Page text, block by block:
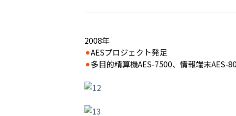
2008年
⚫︎AESプロジェクト発足
⚫︎多目的精算機AES-7500、情報端末AES-